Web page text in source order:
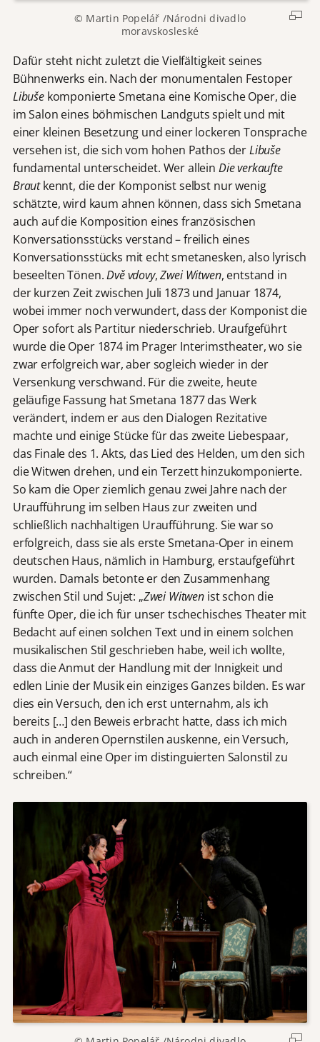
© Martin Popelář /Národni divadlo
moravskosleské
Dafür steht nicht zuletzt die Vielfältigkeit seines
Bühnenwerks ein. Nach der monumentalen Festoper
Libušekomponierte Smetana eine Komische Oper, die
im Salon eines böhmischen Landguts spielt und mit
einer kleinen Besetzung und einer lockeren Tonsprache
versehen ist, die sich vom hohen Pathos derLibuše
fundamental unterscheidet. Wer allein Die verkaufte
Brautkennt, die der Komponist selbst nur wenig
schätzte, wird kaum ahnen können, dass sich Smetana
auch auf die Komposition eines französischen
Konversationsstücks verstand – freilich eines
Konversationsstücks mit echt smetanesken, also lyrisch
beseelten Tönen.Dvě vdovy,Zwei Witwen, entstand in
der kurzen Zeit zwischen Juli 1873 und Januar 1874,
wobei immer noch verwundert, dass der Komponist die
Oper sofort als Partitur niederschrieb. Uraufgeführt
wurde die Oper 1874 im Prager Interimstheater, wo sie
zwar erfolgreich war, aber sogleich wieder in der
Versenkung verschwand. Für die zweite, heute
geläufige Fassung hat Smetana 1877 das Werk
verändert, indem er aus den Dialogen Rezitative
machte und einige Stücke für das zweite Liebespaar,
das Finale des 1. Akts, das Lied des Helden, um den sich
die Witwen drehen, und ein Terzett hinzukomponierte.
So kam die Oper ziemlich genau zwei Jahre nach der
Uraufführung im selben Haus zur zweiten und
schließlich nachhaltigen Uraufführung. Sie war so
erfolgreich, dass sie als erste Smetana-Oper in einem
deutschen Haus, nämlich in Hamburg, erstaufgeführt
wurden. Damals betonte er den Zusammenhang
zwischen Stil und Sujet: „Zwei Witwen ist schon die
fünfte Oper, die ich für unser tschechisches Theater mit
Bedacht auf einen solchen Text und in einem solchen
musikalischen Stil geschrieben habe, weil ich wollte,
dass die Anmut der Handlung mit der Innigkeit und
edlen Linie der Musik ein einziges Ganzes bilden. Es war
dies ein Versuch, den ich erst unternahm, als ich
bereits […] den Beweis erbracht hatte, dass ich mich
auch in anderen Opernstilen auskenne, ein Versuch,
auch einmal eine Oper im distinguierten Salonstil zu
schreiben.“